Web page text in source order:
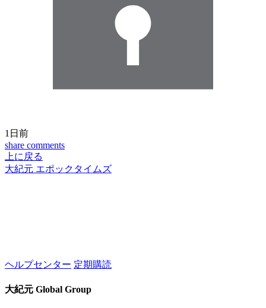
1日前
share comments
上に戻る
大紀元 エポックタイムズ
ヘルプセンター 定期購読
大紀元 Global Group